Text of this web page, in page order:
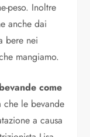
peso. Inoltre
anche dai
bere nei
mangiamo.
come
che le bevande
a causa